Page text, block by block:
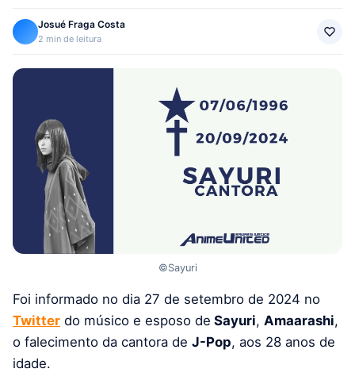
Josué Fraga Costa
2 min de leitura
©Sayuri
Foi informado no dia 27 de setembro de 2024 no
Twitter do músico e esposo de Sayuri, Amaarashi,
o falecimento da cantora de J-Pop, aos 28 anos de
idade.